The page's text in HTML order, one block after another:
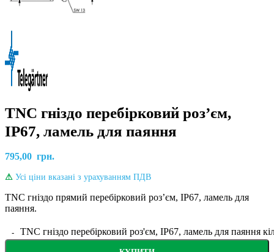
TNC гніздо перебірковий роз’єм,
IP67, ламель для паяння
795,00 грн.
⚠ Усі ціни вказані з урахуванням ПДВ
TNC гніздо прямий перебірковий розʼєм, IP67, ламель для
паяння.
TNC гніздо перебірковий роз'єм, IP67, ламель для паяння